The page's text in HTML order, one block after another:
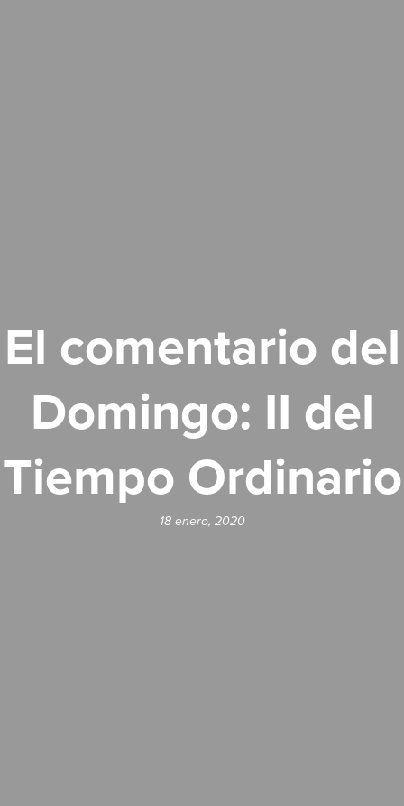
El comentario del
Domingo: II del
Tiempo Ordinario
18 enero, 2020